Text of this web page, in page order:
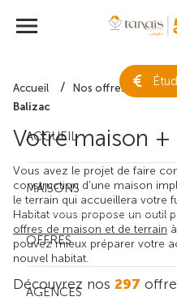
ACCUEIL
MAISONS
OFFRES
AGENCES
Accueil Nos offres de
Balizac
Votre maison +
Vous avez le projet de faire
construction d'une maison
le terrain qui accueillera votre
Habitat vous propose un outil
offres de maison et de terrain
pouvez mieux préparer votre
nouvel habitat.
Découvrez nos 297